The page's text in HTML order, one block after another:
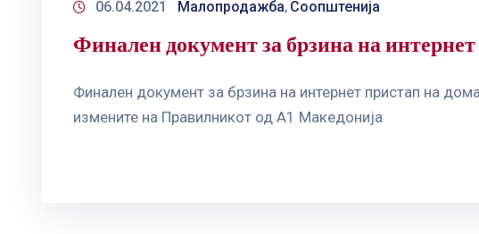
06.04.2021 Малопродажба‚ Соопштенија
Финален документ за брзина на
Финален документ за брзина на интернет пристап на
измените на Правилникот од А1 Македонија